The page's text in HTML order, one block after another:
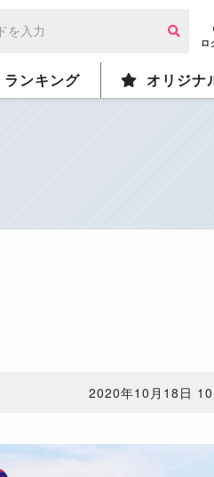
ロ
ランキング オリジナ
2020年10月18日